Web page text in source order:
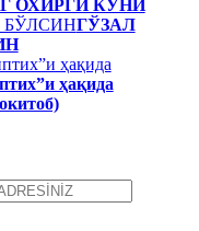
ОХИРГИ КУНИ
ГЎЗАЛ
ҳақида